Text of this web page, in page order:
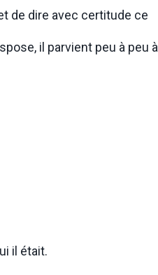
de dire avec certitude ce
il parvient peu à peu à
il était.